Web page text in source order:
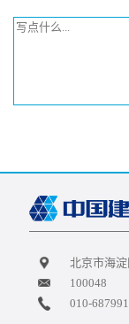
北京市海
100048
010-